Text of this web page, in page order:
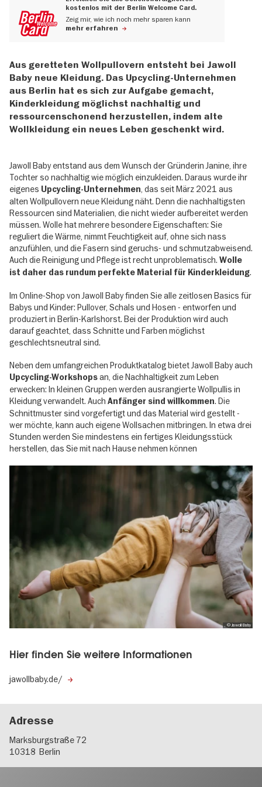
kostenlos mit der Berlin Welcome Card.
Zeig mir, wie ich noch mehr sparen kann
mehr erfahren
Aus geretteten Wollpullovern entsteht bei Jawoll
Baby neue Kleidung. Das Upcycling-Unternehmen
aus Berlin hat es sich zur Aufgabe gemacht,
Kinderkleidung möglichst nachhaltig und
ressourcenschonend herzustellen, indem alte
Wollkleidung ein neues Leben geschenkt wird.
Jawoll Baby entstand aus dem Wunsch der Gründerin Janine, ihre
Tochter so nachhaltig wie möglich einzukleiden. Daraus wurde ihr
eigenes Upcycling-Unternehmen, das seit März 2021 aus
alten Wollpullovern neue Kleidung näht. Denn die nachhaltigsten
Ressourcen sind Materialien, die nicht wieder aufbereitet werden
müssen. Wolle hat mehrere besondere Eigenschaften: Sie
reguliert die Wärme, nimmt Feuchtigkeit auf, ohne sich nass
anzufühlen, und die Fasern sind geruchs- und schmutzabweisend.
Auch die Reinigung und Pflege ist recht unproblematisch. Wolle
ist daher das rundum perfekte Material für Kinderkleidung.
Im Online-Shop von Jawoll Baby finden Sie alle zeitlosen Basics für
Babys und Kinder: Pullover, Schals und Hosen - entworfen und
produziert in Berlin-Karlshorst. Bei der Produktion wird auch
darauf geachtet, dass Schnitte und Farben möglichst
geschlechtsneutral sind.
Neben dem umfangreichen Produktkatalog bietet Jawoll Baby auch
Upcycling-Workshopsan, die Nachhaltigkeit zum Leben
erwecken: In kleinen Gruppen werden ausrangierte Wollpullis in
Kleidung verwandelt. Auch Anfänger sind willkommen. Die
Schnittmuster sind vorgefertigt und das Material wird gestellt -
wer möchte, kann auch eigene Wollsachen mitbringen. In etwa drei
Stunden werden Sie mindestens ein fertiges Kleidungsstück
herstellen, das Sie mit nach Hause nehmen können
, © Jawoll Baby
Hier finden Sie weitere Informationen
jawollbaby.de/
Adresse
Marksburgstraße 72
10318 Berlin